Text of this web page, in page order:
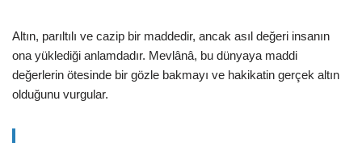
Altın, parıltılı ve cazip bir maddedir, ancak asıl değeri insanın
ona yüklediği anlamdadır. Mevlânâ, bu dünyaya maddi
değerlerin ötesinde bir gözle bakmayı ve hakikatin gerçek altın
olduğunu vurgular.